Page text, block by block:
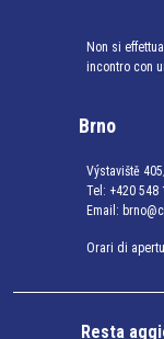
Non si
incontro con
Brno
Výstaviště
Tel: +420 548
Email:
Orari di
Resta